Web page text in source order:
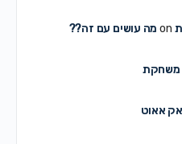
on מה עושים עם זה??
אאוט